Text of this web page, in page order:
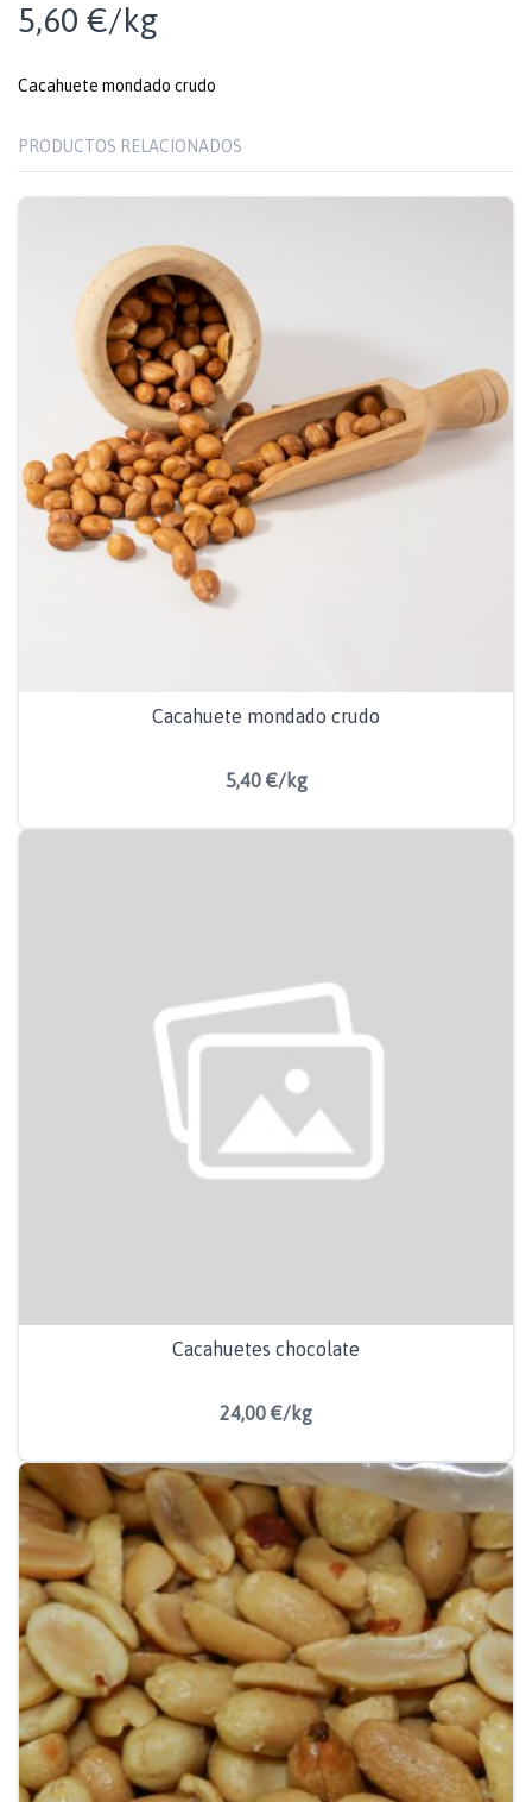
5,60 €/kg
Cacahuete mondado crudo
PRODUCTOS RELACIONADOS
Cacahuete mondado crudo
5,40 €/kg
Cacahuetes chocolate
24,00 €/kg